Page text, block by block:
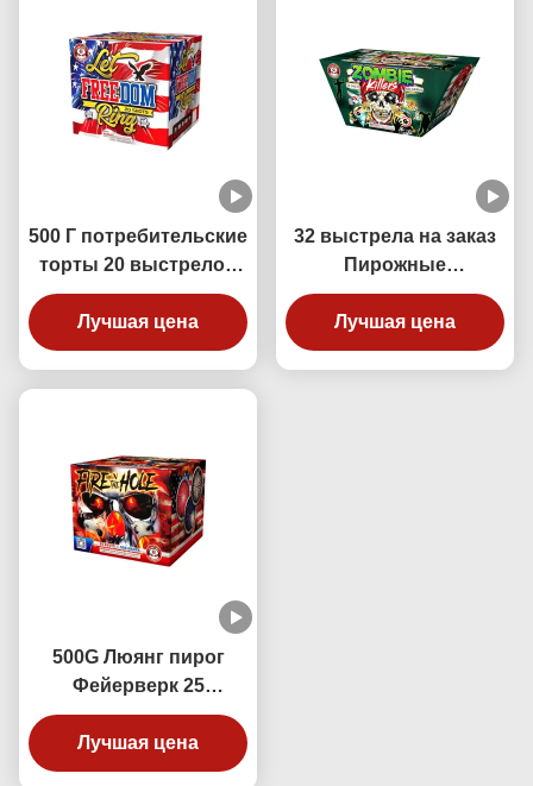
500 Г потребительские
торты 20 выстрелов
Пусть свобода зовет
Люян Фейерверк для
празднования
Лучшая цена
32 выстрела на заказ
Пирожные
фейерверки Убийцы
зомби 500G в форме
вентилятора
Лучшая цена
500G Люянг пирог
Фейерверк 25
выстрелов Огонь в
дыре 30*36*225 мм На
улице
Лучшая цена